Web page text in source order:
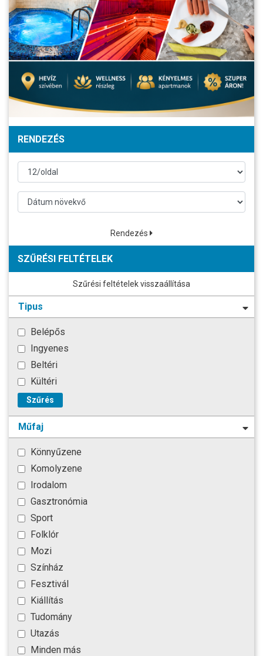
RENDEZÉS
Rendezés
SZŰRÉSI FELTÉTELEK
Szűrési feltételek visszaállítása
Tipus
Belépős
Ingyenes
Beltéri
Kültéri
Szűrés
Műfaj
Könnyűzene
Komolyzene
Irodalom
Gasztronómia
Sport
Folklór
Mozi
Színház
Fesztivál
Kiállítás
Tudomány
Utazás
Minden más